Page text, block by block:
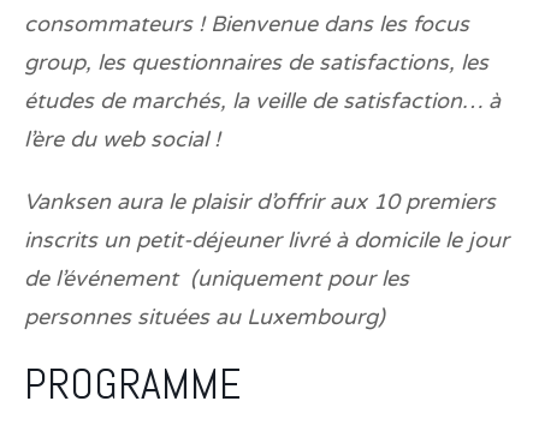
consommateurs ! Bienvenue dans les focus
group, les questionnaires de satisfactions, les
études de marchés, la veille de satisfaction… à
l’ère du web social !
Vanksen aura le plaisir d’offrir aux 10 premiers
inscrits un petit-déjeuner livré à domicile le jour
de l’événement (uniquement pour les
personnes situées au Luxembourg)
PROGRAMME